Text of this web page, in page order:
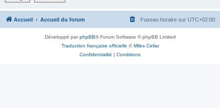
Accueil Accueil du forum Fuseau horaire sur UTC+02:00
Développé parphpBB® Forum Software © phpBB Limited
Traduction française officielle ©Miles Cellar
Confidentialité | Conditions